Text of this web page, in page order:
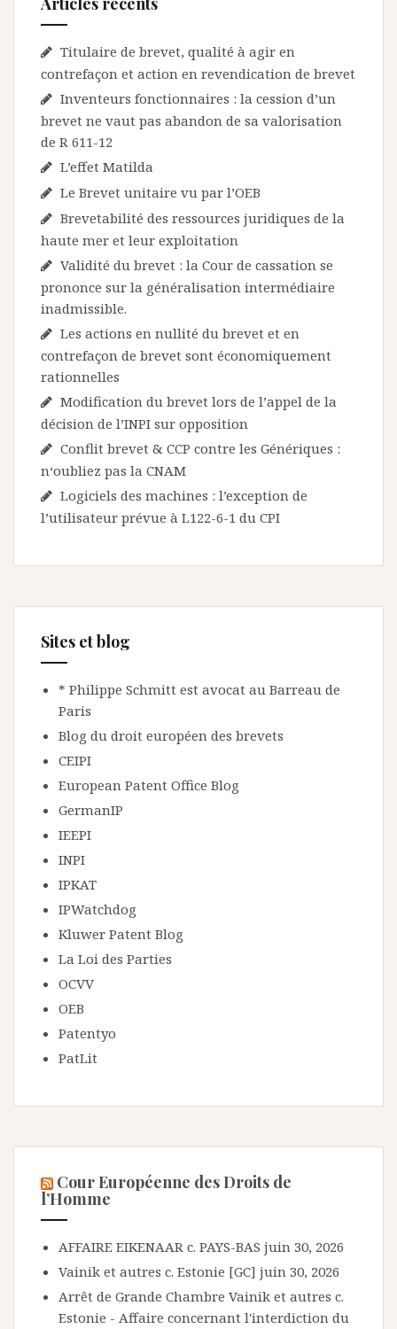
Titulaire de brevet, qualité à agir en
contrefaçon et action en revendication de brevet
Inventeurs fonctionnaires : la cession d’un
brevet ne vaut pas abandon de sa valorisation
de R 611-12
L’effet Matilda
Le Brevet unitaire vu par l’OEB
Brevetabilité des ressources juridiques de la
haute mer et leur exploitation
Validité du brevet : la Cour de cassation se
prononce sur la généralisation intermédiaire
inadmissible.
Les actions en nullité du brevet et en
contrefaçon de brevet sont économiquement
rationnelles
Modification du brevet lors de l’appel de la
décision de l’INPI sur opposition
Conflit brevet & CCP contre les Génériques :
n‘oubliez pas la CNAM
Logiciels des machines : l’exception de
l’utilisateur prévue à L122-6-1 du CPI
Sites et blog
* Philippe Schmitt est avocat au Barreau de
Paris
Blog du droit européen des brevets
CEIPI
European Patent Office Blog
GermanIP
IEEPI
INPI
IPKAT
IPWatchdog
Kluwer Patent Blog
La Loi des Parties
OCVV
OEB
Patentyo
PatLit
Cour Européenne des Droits de
l’Homme
AFFAIRE EIKENAAR c. PAYS-BAS juin 30, 2026
Vainik et autres c. Estonie [GC] juin 30, 2026
Arrêt de Grande Chambre Vainik et autres c.
Estonie - Affaire concernant l'interdiction du